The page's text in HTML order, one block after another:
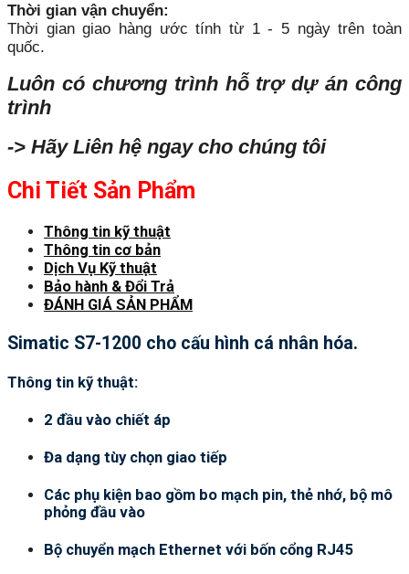
Thời gian vận chuyển:
Thời gian giao hàng ước tính từ 1 - 5 ngày trên toàn
quốc.
Luôn có chương trình hỗ trợ dự án công
trình
-> Hãy Liên hệ ngay cho chúng tôi
Chi Tiết Sản Phẩm
Thông tin kỹ thuật
Thông tin cơ bản
Dịch Vụ Kỹ thuật
Bảo hành & Đổi Trả
ĐÁNH GIÁ SẢN PHẨM
Simatic S7-1200 cho cấu hình cá nhân hóa.
Thông tin kỹ thuật:
2 đầu vào chiết áp
Đa dạng tùy chọn giao tiếp
Các phụ kiện bao gồm bo mạch pin, thẻ nhớ, bộ mô
phỏng đầu vào
Bộ chuyển mạch Ethernet với bốn cổng RJ45